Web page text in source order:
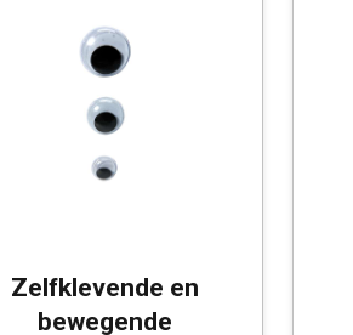
Zelfklevende en
bewegende